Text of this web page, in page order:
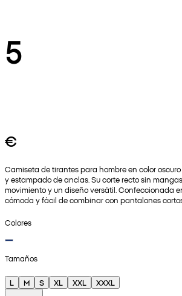
5
€
Camiseta de tirantes para hombre en color
y estampado de anclas. Su corte recto sin
movimiento y un diseño versátil. Confeccionada
cómoda y fácil de combinar con pantalones
Colores
Tamaños
L M S XL XXL
XXXL